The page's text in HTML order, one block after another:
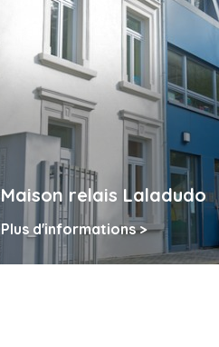
Maison relais Laladudo
Plus d'informations >